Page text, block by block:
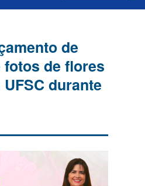
de
de flores
durante